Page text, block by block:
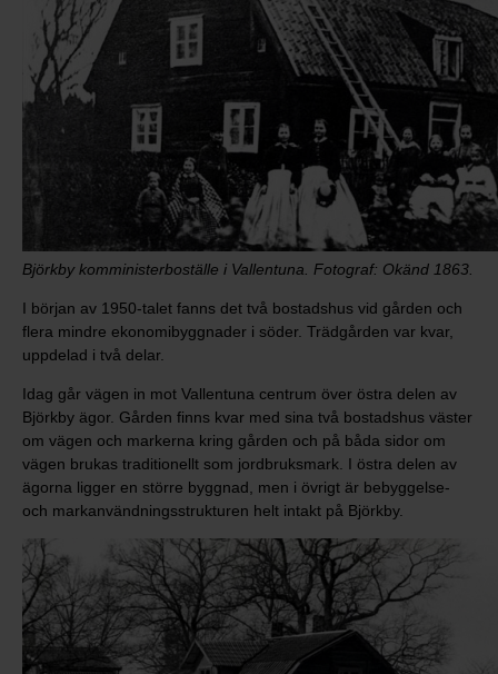
Björkby komministerboställe i Vallentuna. Fotograf: Okänd 1863.
I början av 1950-talet fanns det två bostadshus vid gården och
flera mindre ekonomibyggnader i söder. Trädgården var kvar,
uppdelad i två delar.
Idag går vägen in mot Vallentuna centrum över östra delen av
Björkby ägor. Gården finns kvar med sina två bostadshus väster
om vägen och markerna kring gården och på båda sidor om
vägen brukas traditionellt som jordbruksmark. I östra delen av
ägorna ligger en större byggnad, men i övrigt är bebyggelse-
och markanvändningsstrukturen helt intakt på Björkby.